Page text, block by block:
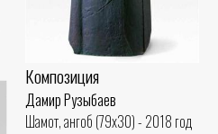
Композиция
Дамир Рузыбаев
Шамот, ангоб (79x30) - 2018 год